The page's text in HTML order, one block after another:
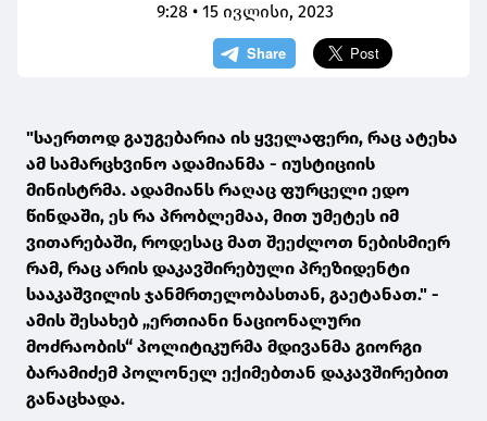
9:28 • 15 ივლისი, 2023
"საერთოდ გაუგებარია ის ყველაფერი, რაც ატეხა
ამ სამარცხვინო ადამიანმა - იუსტიციის
მინისტრმა. ადამიანს რაღაც ფურცელი ედო
წინდაში, ეს რა პრობლემაა, მით უმეტეს იმ
ვითარებაში, როდესაც მათ შეეძლოთ ნებისმიერ
რამ, რაც არის დაკავშირებული პრეზიდენტი
სააკაშვილის ჯანმრთელობასთან, გაეტანათ." -
ამის შესახებ „ერთიანი ნაციონალური
მოძრაობის“ პოლიტიკურმა მდივანმა გიორგი
ბარამიძემ პოლონელ ექიმებთან დაკავშირებით
განაცხადა.